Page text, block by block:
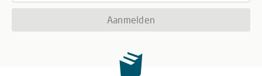
Aanmelden